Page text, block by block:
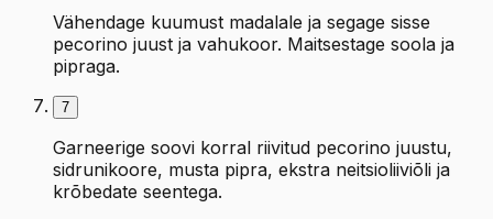
Vähendage kuumust madalale ja segage sisse
pecorino juust ja vahukoor. Maitsestage soola ja
pipraga.
7
Garneerige soovi korral riivitud pecorino juustu,
sidrunikoore, musta pipra, ekstra neitsioliiviõli ja
krõbedate seentega.